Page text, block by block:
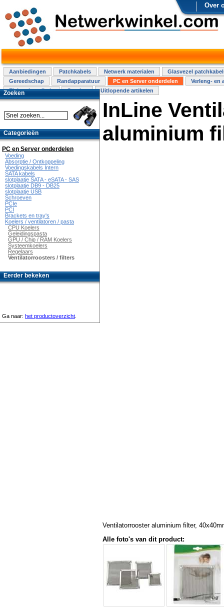
Over
Aanbiedingen Patchkabels Netwerk materialen
Glasvezel
Gereedschap
Randapparatuur PC en Server onderdelen
Verleng- en
Elektra installatie
Overige Uitlopende artikelen
InLine
aluminium
Ventilatorrooster aluminium filter,
Alle foto's van dit product:
Zoeken
Categorieën
PC en Server onderdelen
Voeding
Absorptie / Ontkoppeling
Voedingskabels Intern
SATA kabels
slotplaatje SATA - eSATA - SAS
slotplaatje DB9 - DB25
slotplaatje USB
Schroeven
PCIe
PCI
Brackets en tray's
Koelers / ventilatoren / pasta
CPU Koelers
Geleidingspasta
GPU / Chip / RAM Koelers
Systeemkoelers
Regelaars
Ventilatorroosters / filters
Eerder bekeken
Ga naar: het productoverzicht